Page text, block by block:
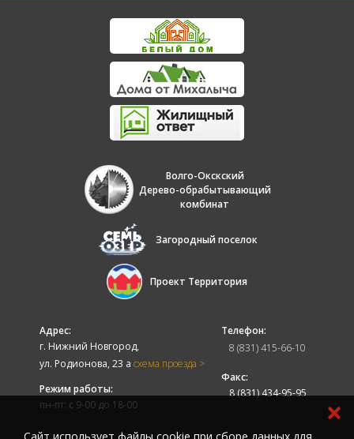
Волго-Окскский
Дерево-обрабытывающий
комбинат
Загородный поселок
Проект Территория
Адрес:
г. Нижний Новгород,
ул. Родионова, 23 а схема проезда >
Режим работы:
пн-пт: с 9-00 до 18-00
Телефон:
8 (831) 415-66-10
Факс:
8 (831) 434-95-95